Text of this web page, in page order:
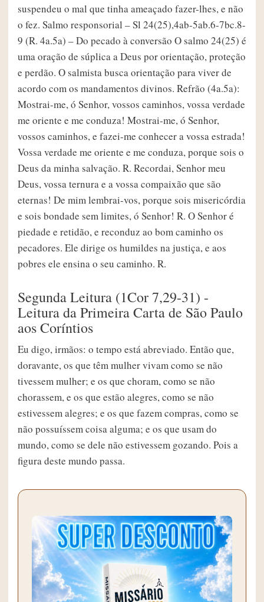
suspendeu o mal que tinha ameaçado fazer-lhes, e não
o fez. Salmo responsorial – Sl 24(25),4ab-5ab.6-7bc.8-
9 (R. 4a.5a) – Do pecado à conversão O salmo 24(25) é
uma oração de súplica a Deus por orientação, proteção
e perdão. O salmista busca orientação para viver de
acordo com os mandamentos divinos. Refrão (4a.5a):
Mostrai-me, ó Senhor, vossos caminhos, vossa verdade
me oriente e me conduza! Mostrai-me, ó Senhor,
vossos caminhos, e fazei-me conhecer a vossa estrada!
Vossa verdade me oriente e me conduza, porque sois o
Deus da minha salvação. R. Recordai, Senhor meu
Deus, vossa ternura e a vossa compaixão que são
eternas! De mim lembrai-vos, porque sois misericórdia
e sois bondade sem limites, ó Senhor! R. O Senhor é
piedade e retidão, e reconduz ao bom caminho os
pecadores. Ele dirige os humildes na justiça, e aos
pobres ele ensina o seu caminho. R.
Segunda Leitura (1Cor 7,29-31) -
Leitura da Primeira Carta de São Paulo
aos Coríntios
Eu digo, irmãos: o tempo está abreviado. Então que,
doravante, os que têm mulher vivam como se não
tivessem mulher; e os que choram, como se não
chorassem, e os que estão alegres, como se não
estivessem alegres; e os que fazem compras, como se
não possuíssem coisa alguma; e os que usam do
mundo, como se dele não estivessem gozando. Pois a
figura deste mundo passa.